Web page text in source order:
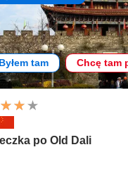
Byłem tam Chcę tam
po Old Dali